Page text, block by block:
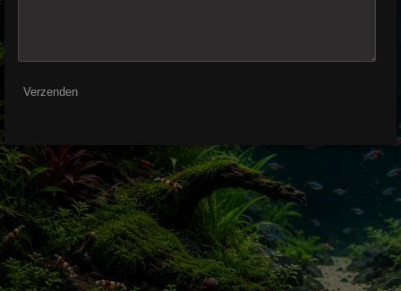
Verzenden